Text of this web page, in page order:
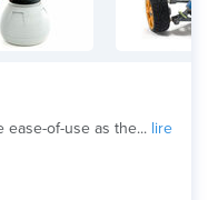
ease-of-use as the... lire